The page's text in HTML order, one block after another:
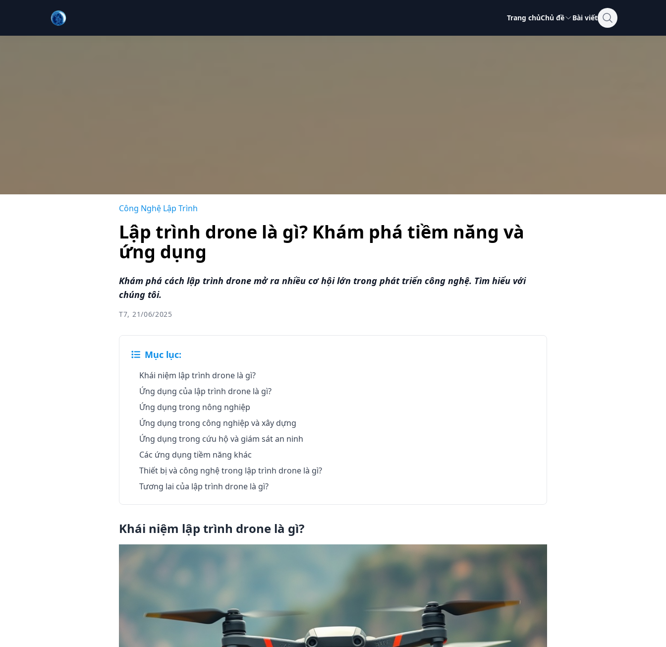
Trang chủChủ đề Bài viết
Công Nghệ Lập Trình
Lập trình drone là gì? Khám phá tiềm năng và
ứng dụng
Khám phá cách lập trình drone mở ra nhiều cơ hội lớn trong phát triển công nghệ. Tìm hiểu với
chúng tôi.
T7, 21/06/2025
Mục lục:
Khái niệm lập trình drone là gì?
Ứng dụng của lập trình drone là gì?
Ứng dụng trong nông nghiệp
Ứng dụng trong công nghiệp và xây dựng
Ứng dụng trong cứu hộ và giám sát an ninh
Các ứng dụng tiềm năng khác
Thiết bị và công nghệ trong lập trình drone là gì?
Tương lai của lập trình drone là gì?
Khái niệm lập trình drone là gì?